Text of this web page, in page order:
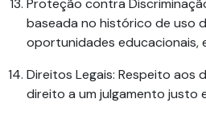
Proteção contra
baseada no histórico de uso
oportunidades educacionais,
Direitos Legais: Respeito aos
direito a um julgamento justo